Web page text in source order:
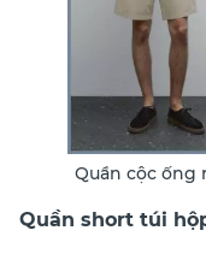
Quần cộc
Quần short túi